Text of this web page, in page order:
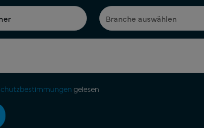
gelesen